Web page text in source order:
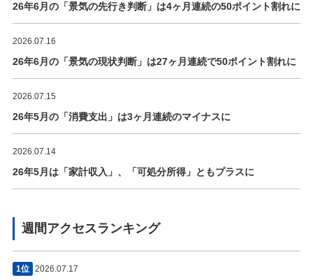
26年6月の「景気の先行き判断」は4ヶ月連続の50ポイント割れに
2026.07.16
26年6月の「景気の現状判断」は27ヶ月連続で50ポイント割れに
2026.07.15
26年5月の「消費支出」は3ヶ月連続のマイナスに
2026.07.14
26年5月は「家計収入」、「可処分所得」ともプラスに
週間アクセスランキング
1位 2026.07.17